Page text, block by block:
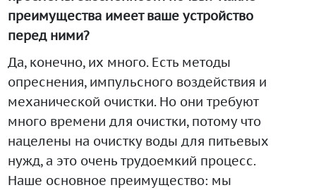
преимущества имеет ваше устройство
перед ними?
Да, конечно, их много. Есть методы
опреснения, импульсного воздействия и
механической очистки. Но они требуют
много времени для очистки, потому что
нацелены на очистку воды для питьевых
нужд, а это очень трудоемкий процесс.
Наше основное преимущество: мы